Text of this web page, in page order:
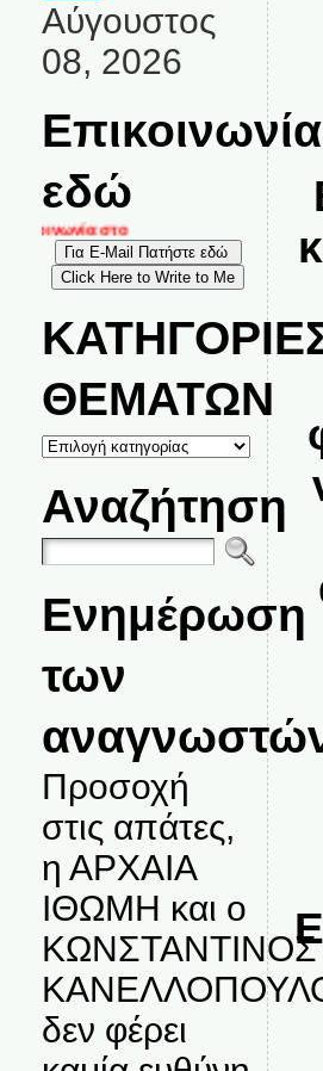
Αύγουστος
08, 2026
Επικοινωνία
εδώ
στο
ΘΕΜΑΤΩΝ
ΚΑΤΗΓΟΡΙΕΣ
ΘΕΜΑΤΩΝ
Αναζήτηση
Ενημέρωση
των
Προσοχή
στις απάτες,
η ΑΡΧΑΙΑ
ΙΘΩΜΗ και ο
ΚΩΝΣΤΑΝΤΙΝΟΣ
δεν φέρει